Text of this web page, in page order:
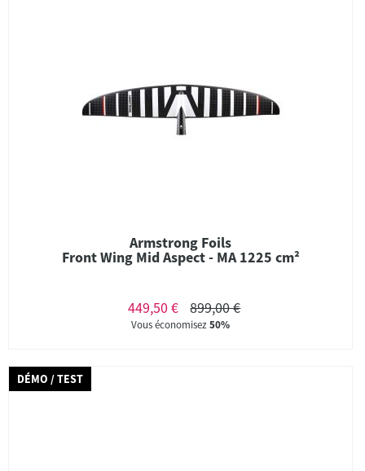
Armstrong Foils
Front Wing Mid Aspect - MA 1225 cm²
449,50 € 899,00 €
Vous économisez50%
DÉMO / TEST